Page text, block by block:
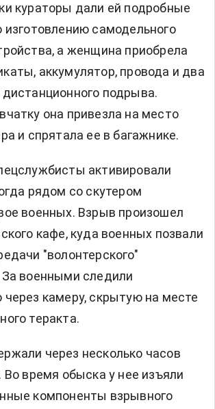
кураторы дали ей подробные
изготовлению самодельного
а женщина приобрела
аккумулятор, провода и два
подрыва.
она привезла на место
и спрятала ее в багажнике.
активировали
рядом со скутером
военных. Взрыв произошел
кафе, куда военных позвали
"волонтерского"
военными следили
через камеру, скрытую на месте
теракта.
через несколько часов
Во время обыска у нее изъяли
компоненты взрывного